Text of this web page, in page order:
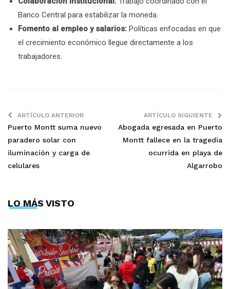
Banco Central para estabilizar la moneda.
Fomento al empleo y salarios: Políticas enfocadas en que
el crecimiento económico llegue directamente a los
trabajadores.
ARTÍCULO ANTERIOR
Puerto Montt suma nuevo
paradero solar con
iluminación y carga de
celulares
ARTÍCULO SIGUIENTE
Abogada egresada en Puerto
Montt fallece en la tragedia
ocurrida en playa de
Algarrobo
LO MÁS VISTO